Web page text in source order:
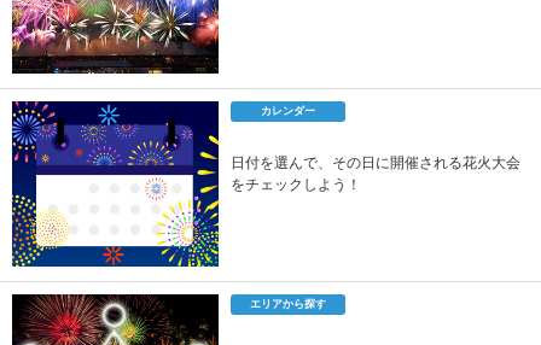
カレンダー
日付を選んで、その日に開催される花火大会
をチェックしよう！
エリアから探す